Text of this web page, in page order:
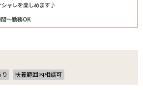
ャレを楽しめます♪
～勤務OK
扶養範囲内相談可